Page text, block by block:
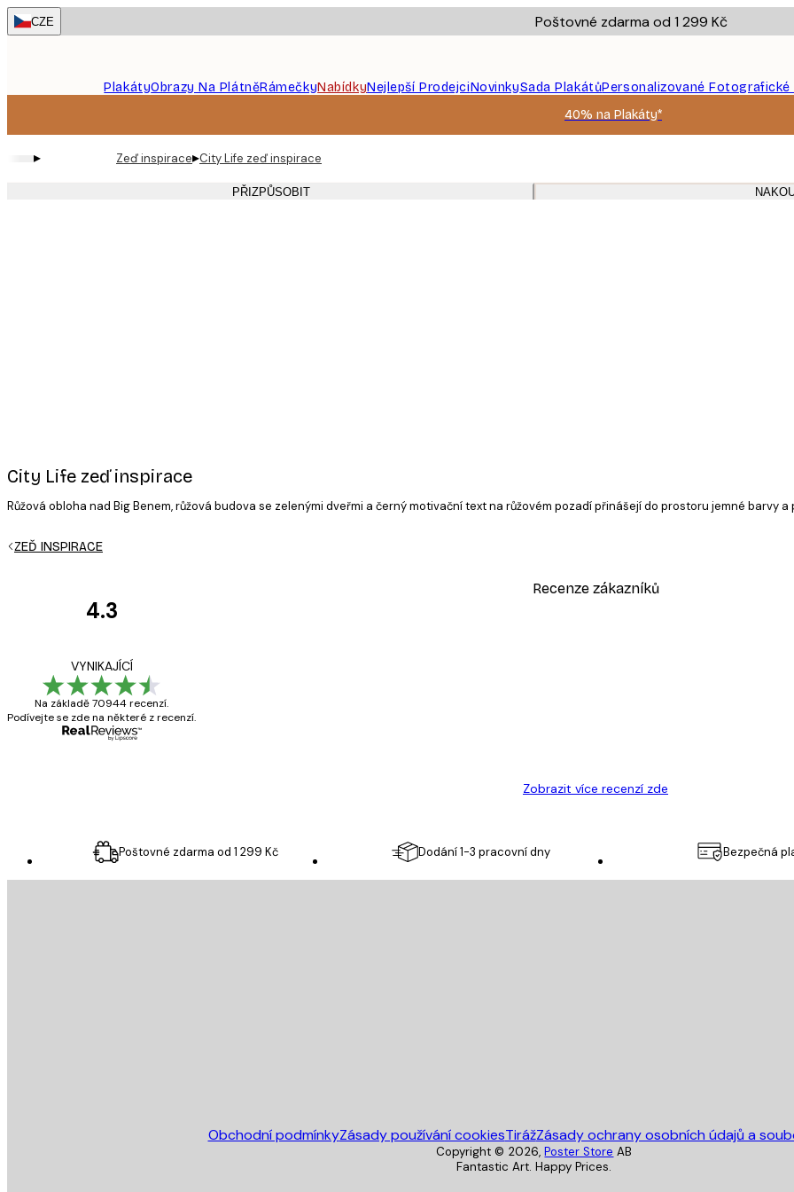
Skip
to
CZE Poštovné zdarma od 1 299 Kč
PlakátyObrazy Na PlátněRámečkyNabídkyNejlepší ProdejciNovinkySada PlakátůPersonalizované Fotografické
40% na Plakáty*
▸ Zeď inspirace▸City Life zeď inspirace
PŘIZPŮSOBIT
City Life zeď inspirace
Růžová obloha nad Big Benem, růžová budova se zelenými dveřmi a černý motivační text na růžovém pozadí přinášejí do prostoru jemné barvy a
ZEĎ INSPIRACE
Recenze zákazníků
4.3
VYNIKAJÍCÍ
Na základě 70944 recenzí.
Podívejte se zde na některé z recenzí.
Zobrazit více recenzí zde
Poštovné zdarma od 1 299 Kč Dodání 1-3 pracovní dny Bezpečná
Obchodní podmínkyZásady používání cookiesTirážZásady ochrany osobních údajů a
Copyright © 2026, Poster Store AB
Fantastic Art. Happy Prices.